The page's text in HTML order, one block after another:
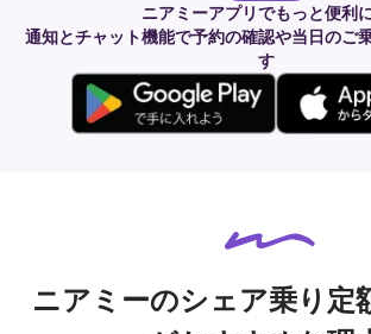
ニアミーアプリでもっと便利
通知とチャット機能で予約の確認や当日のご
す
ニアミーのシェア乗り定